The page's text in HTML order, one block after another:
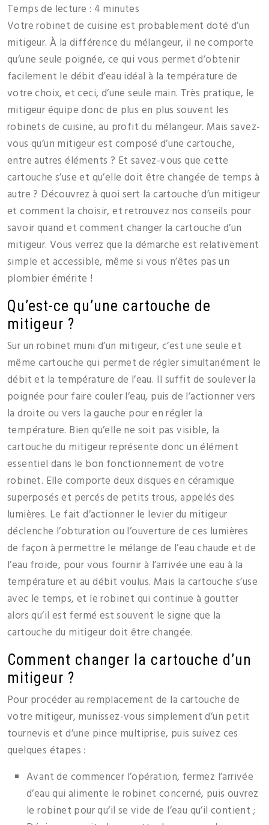
Temps de lecture : 4 minutes
Votre robinet de cuisine est probablement doté d’un
mitigeur. À la différence du mélangeur, il ne comporte
qu’une seule poignée, ce qui vous permet d’obtenir
facilement le débit d’eau idéal à la température de
votre choix, et ceci, d’une seule main. Très pratique, le
mitigeur équipe donc de plus en plus souvent les
robinets de cuisine, au profit du mélangeur. Mais savez-
vous qu’un mitigeur est composé d’une cartouche,
entre autres éléments ? Et savez-vous que cette
cartouche s’use et qu’elle doit être changée de temps à
autre ? Découvrez à quoi sert la cartouche d’un mitigeur
et comment la choisir, et retrouvez nos conseils pour
savoir quand et comment changer la cartouche d’un
mitigeur. Vous verrez que la démarche est relativement
simple et accessible, même si vous n’êtes pas un
plombier émérite !
Qu’est-ce qu’une cartouche de
mitigeur ?
Sur un robinet muni d’un mitigeur, c’est une seule et
même cartouche qui permet de régler simultanément le
débit et la température de l’eau. Il suffit de soulever la
poignée pour faire couler l’eau, puis de l’actionner vers
la droite ou vers la gauche pour en régler la
température. Bien qu’elle ne soit pas visible, la
cartouche du mitigeur représente donc un élément
essentiel dans le bon fonctionnement de votre
robinet. Elle comporte deux disques en céramique
superposés et percés de petits trous, appelés des
lumières. Le fait d’actionner le levier du mitigeur
déclenche l’obturation ou l’ouverture de ces lumières
de façon à permettre le mélange de l’eau chaude et de
l’eau froide, pour vous fournir à l’arrivée une eau à la
température et au débit voulus. Mais la cartouche s’use
avec le temps, et le robinet qui continue à goutter
alors qu’il est fermé est souvent le signe que la
cartouche du mitigeur doit être changée.
Comment changer la cartouche d’un
mitigeur ?
Pour procéder au remplacement de la cartouche de
votre mitigeur, munissez-vous simplement d’un petit
tournevis et d’une pince multiprise, puis suivez ces
quelques étapes :
Avant de commencer l’opération, fermez l’arrivée
d’eau qui alimente le robinet concerné, puis ouvrez
le robinet pour qu’il se vide de l’eau qu’il contient ;